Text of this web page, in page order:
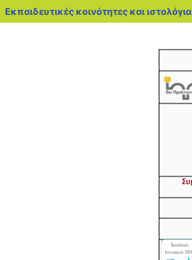
Εκπαιδευτικές κοινότητες και ιστολόγια